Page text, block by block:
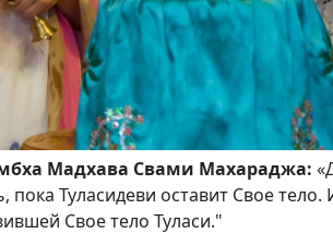
Мадхава Свами Махараджа:
пока Туласидеви оставит Свое тело.
Свое тело Туласи."